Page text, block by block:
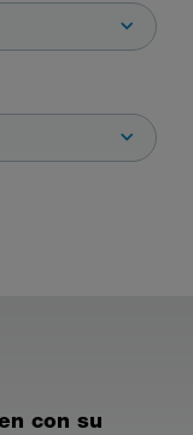
con su